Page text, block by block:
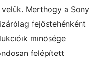
Merthogy a Sony
fejőstehénként
minősége
felépített